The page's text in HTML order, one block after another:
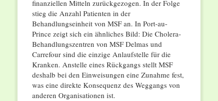
finanziellen Mitteln zurückgezogen. In der Folge
stieg die Anzahl Patienten in der
Behandlungseinheit von MSF an. In Port-au-
Prince zeigt sich ein ähnliches Bild: Die Cholera-
Behandlungszentren von MSF Delmas und
Carrefour sind die einzige Anlaufstelle für die
Kranken. Anstelle eines Rückgangs stellt MSF
deshalb bei den Einweisungen eine Zunahme fest,
was eine direkte Konsequenz des Weggangs von
anderen Organisationen ist.